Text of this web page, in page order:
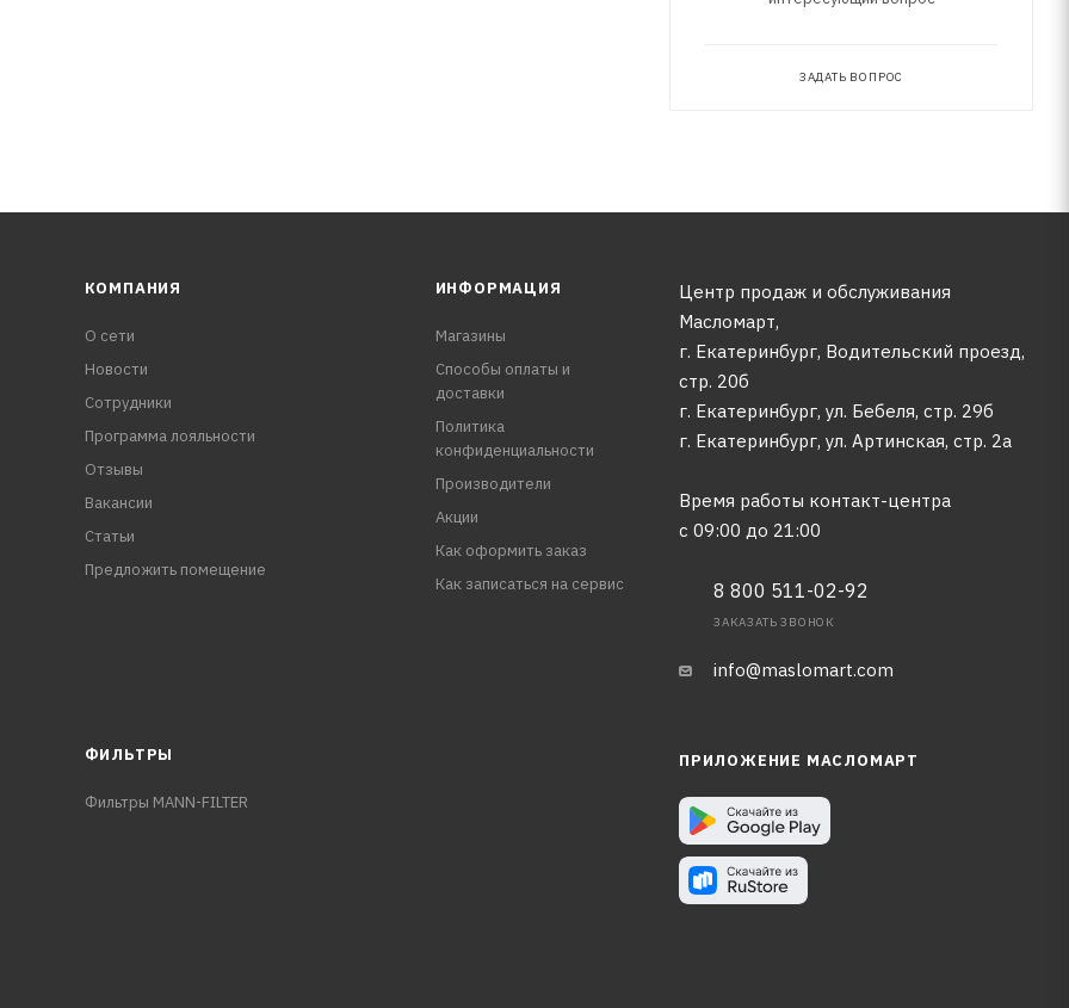
ЗАДАТЬ ВОПРОС
КОМПАНИЯ
О сети
Новости
Сотрудники
Программа лояльности
Отзывы
Вакансии
Статьи
Предложить помещение
ИНФОРМАЦИЯ
Магазины
Способы оплаты и
доставки
Политика
конфиденциальности
Производители
Акции
Как оформить заказ
Как записаться на сервис
Центр продаж и обслуживания
Масломарт,
г. Екатеринбург, Водительский проезд,
стр. 20б
г. Екатеринбург, ул. Бебеля, стр. 29б
г. Екатеринбург, ул. Артинская, стр. 2а
Время работы контакт-центра
с 09:00 до 21:00
8 800 511-02-92
ЗАКАЗАТЬ ЗВОНОК
info@maslomart.com
ФИЛЬТРЫ
Фильтры MANN-FILTER
ПРИЛОЖЕНИЕ МАСЛОМАРТ